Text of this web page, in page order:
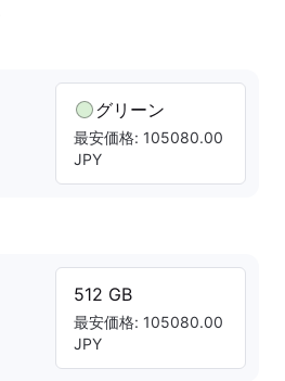
グリーン
最安価格: 105080.00
JPY
512 GB
最安価格: 105080.00
JPY